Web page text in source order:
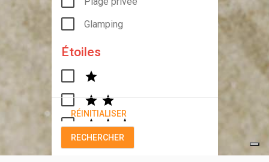
Glamping
Étoiles
RÉINITIALISER
RECHERCHER